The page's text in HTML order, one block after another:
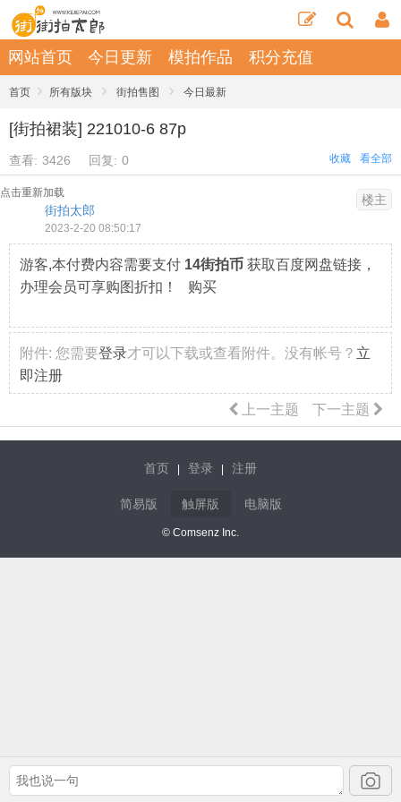
网站首页 今日更新 模拍作品 积分充值
首页 › 所有版块 › 街拍售图 › 今日最新
[街拍裙装] 221010-6 87p
查看: 3426 回复: 0 看全部
收藏
点击重新加载
街拍太郎
2023-2-20 08:50:17
楼主
游客,本付费内容需要支付 14街拍币 获取百度网盘链接，
办理会员可享购图折扣！ 购买
附件: 您需要登录才可以下载或查看附件。没有帐号？ 立
即注册
下一主题
上一主题
首页 登录 注册
简易版 触屏版 电脑版
© Comsenz Inc.